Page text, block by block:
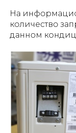
На
количество
данном